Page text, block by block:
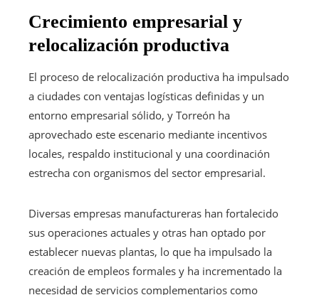
Crecimiento empresarial y
relocalización productiva
El proceso de relocalización productiva ha impulsado
a ciudades con ventajas logísticas definidas y un
entorno empresarial sólido, y Torreón ha
aprovechado este escenario mediante incentivos
locales, respaldo institucional y una coordinación
estrecha con organismos del sector empresarial.
Diversas empresas manufactureras han fortalecido
sus operaciones actuales y otras han optado por
establecer nuevas plantas, lo que ha impulsado la
creación de empleos formales y ha incrementado la
necesidad de servicios complementarios como